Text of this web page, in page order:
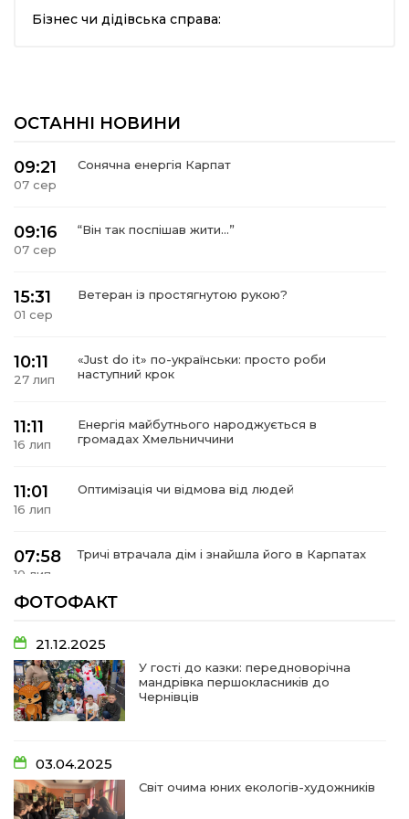
вісті
умови придбання
Бізнес чи дідівська справа:
ОСТАННІ НОВИНИ
09:21
07 сер
Сонячна енергія Карпат
09:16
07 сер
“Він так поспішав жити…”
15:31
01 сер
Ветеран із простягнутою рукою?
10:11
27 лип
«Just do it» по-українськи: просто роби
наступний крок
11:11
16 лип
Енергія майбутнього народжується в
громадах Хмельниччини
11:01
16 лип
Оптимізація чи відмова від людей
07:58
10 лип
Тричі втрачала дім і знайшла його в Карпатах
10 лип
13:30
06 лип
Від прикордонної застави до Донбасу:
14:18
01 лип
Творчі підсумки юних художників
ФОТОФАКТ
21.12.2025
У гості до казки: передноворічна
мандрівка першокласників до
Чернівців
03.04.2025
Світ очима юних екологів-художників